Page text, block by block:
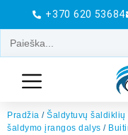
+370 620 53684
Pradžia / Šaldytuvų
šaldymo įrangos dalys /